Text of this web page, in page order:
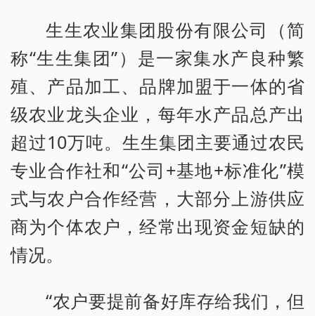
生生农业集团股份有限公司（简
称“生生集团”）是一家集水产良种繁
殖、产品加工、品牌加盟于一体的省
级农业龙头企业，每年水产品总产出
超过10万吨。生生集团主要通过农民
专业合作社和“公司+基地+标准化”模
式与农户合作经营，大部分上游供应
商为个体农户，经常出现资金短缺的
情况。
“农户要提前备好库存给我们，但